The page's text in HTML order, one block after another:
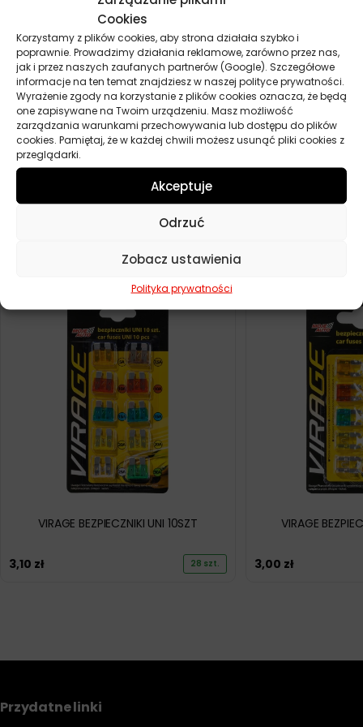
Cookies
Korzystamy z plików cookies, aby strona działała szybko i
poprawnie. Prowadzimy działania reklamowe, zarówno przez nas,
jak i przez naszych zaufanych partnerów (Google). Szczegółowe
informacje na ten temat znajdziesz w naszej polityce prywatności.
Wyrażenie zgody na korzystanie z plików cookies oznacza, że będą
one zapisywane na Twoim urządzeniu. Masz możliwość
zarządzania warunkami przechowywania lub dostępu do plików
cookies. Pamiętaj, że w każdej chwili możesz usunąć pliki cookies z
przeglądarki.
Akceptuje
Odrzuć
Zobacz ustawienia
Polityka prywatności
3A – 2 szt
8A – 4 szt
Parametry techniczne
Producent Carmotion
Podobne produkty
VIRAGE BEZPIECZNIKI UNI 10SZT
3,10 zł 28 szt.
VIRAGE
3,00 zł
Przydatne linki